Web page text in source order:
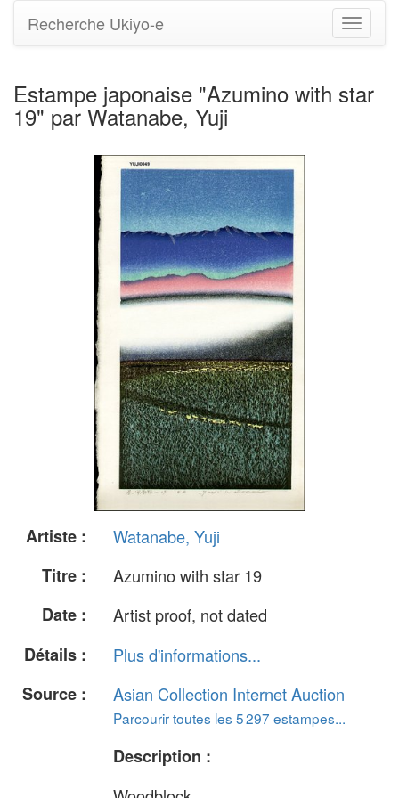
Basculer
la
Recherche Ukiyo-e
Estampe japonaise "Azumino with star
19" par Watanabe, Yuji
Artiste :
Watanabe, Yuji
Titre :
Azumino with star 19
Date :
Artist proof, not dated
Détails :
Plus d'informations...
Source :
Asian Collection Internet Auction
Parcourir toutes les 5 297 estampes...
Description :